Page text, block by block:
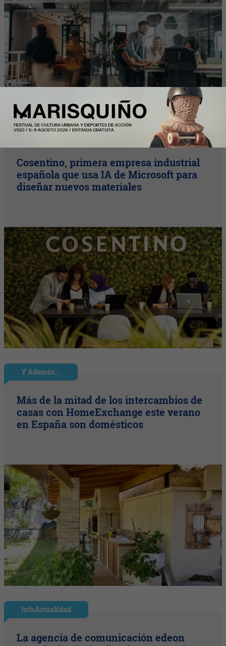
Y Además...
Cosentino, primera empresa industrial
española que usa IA de Microsoft para
diseñar nuevos materiales
Y Además...
Más de la mitad de los intercambios de
casas con HomeExchange este verano
en España son domésticos
InfoActualidad
La agencia de comunicación edeon